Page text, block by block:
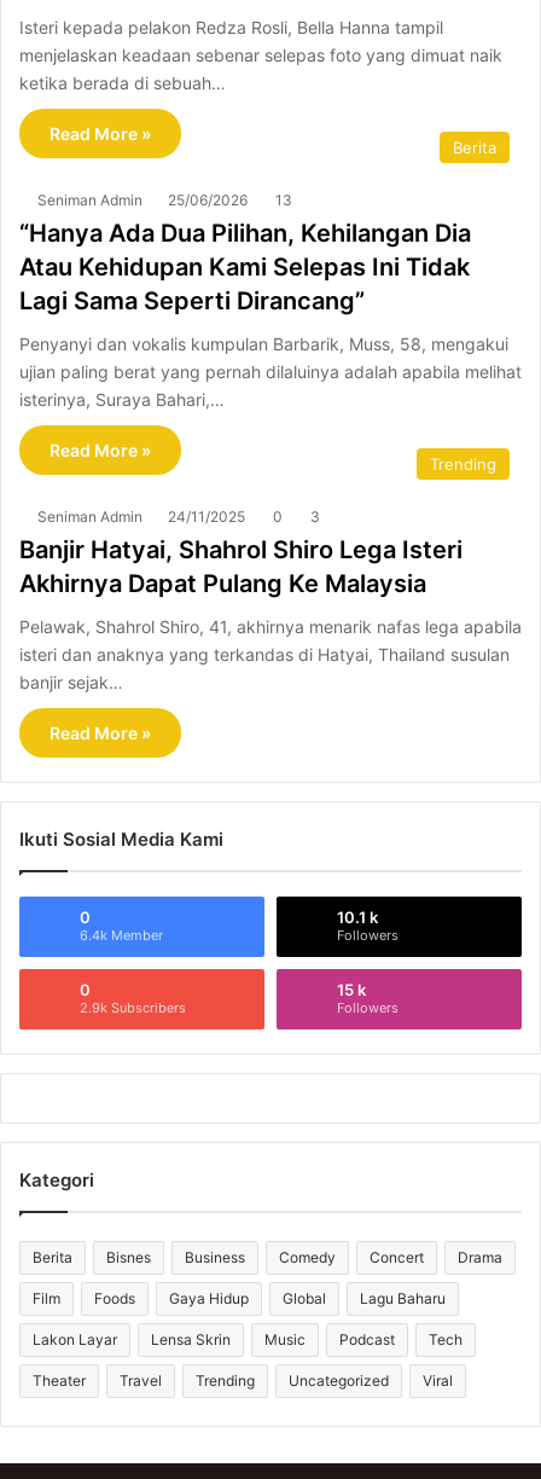
Isteri kepada pelakon Redza Rosli, Bella Hanna tampil
menjelaskan keadaan sebenar selepas foto yang dimuat naik
ketika berada di sebuah…
Read More »
Berita
Seniman Admin 25/06/2026 13
“Hanya Ada Dua Pilihan, Kehilangan Dia
Atau Kehidupan Kami Selepas Ini Tidak
Lagi Sama Seperti Dirancang”
Penyanyi dan vokalis kumpulan Barbarik, Muss, 58, mengakui
ujian paling berat yang pernah dilaluinya adalah apabila melihat
isterinya, Suraya Bahari,…
Read More »
Trending
Seniman Admin 24/11/2025 0 3
Banjir Hatyai, Shahrol Shiro Lega Isteri
Akhirnya Dapat Pulang Ke Malaysia
Pelawak, Shahrol Shiro, 41, akhirnya menarik nafas lega apabila
isteri dan anaknya yang terkandas di Hatyai, Thailand susulan
banjir sejak…
Read More »
Ikuti Sosial Media Kami
0
6.4k Member
10.1 k
Followers
0
2.9k Subscribers
15 k
Followers
Kategori
Berita Bisnes Business Comedy Concert Drama
Film Foods Gaya Hidup Global Lagu Baharu
Lakon Layar Lensa Skrin Music Podcast Tech
Theater Travel Trending Uncategorized Viral